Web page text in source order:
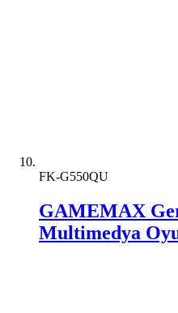
FK-G550QU
GAMEMAX
Multimedya